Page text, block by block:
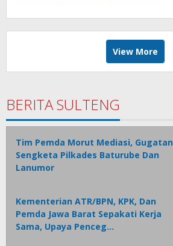
View More
BERITA SULTENG
Tim Pemda Morut Mediasi, Gugatan
Sengketa Pilkades Baturube Dan
Lanumor
Kementerian ATR/BPN, KPK, Dan
Pemda Jawa Barat Sepakati Kerja
Sama, Upaya Penceg…